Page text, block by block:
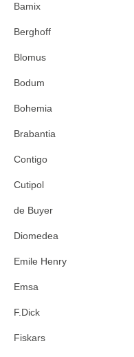
Bamix
Berghoff
Blomus
Bodum
Bohemia
Brabantia
Contigo
Cutipol
de Buyer
Diomedea
Emile Henry
Emsa
F.Dick
Fiskars